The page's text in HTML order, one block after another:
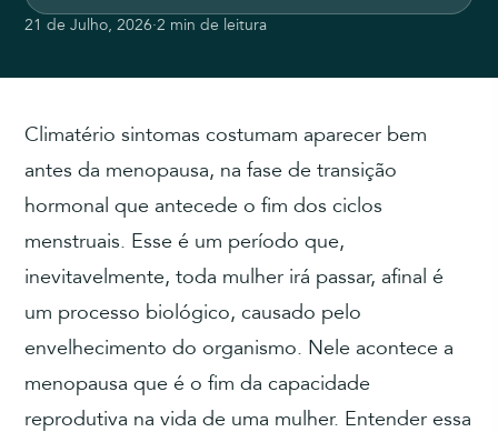
21 de Julho, 2026·2 min de leitura
Climatério sintomas costumam aparecer bem
antes da menopausa, na fase de transição
hormonal que antecede o fim dos ciclos
menstruais. Esse é um período que,
inevitavelmente, toda mulher irá passar, afinal é
um processo biológico, causado pelo
envelhecimento do organismo. Nele acontece a
menopausa que é o fim da capacidade
reprodutiva na vida de uma mulher. Entender essa